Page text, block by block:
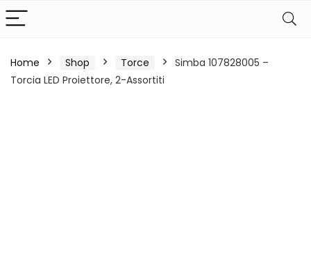
Home Shop Torce
Simba 107828005 –
Torcia LED Proiettore, 2-Assortiti